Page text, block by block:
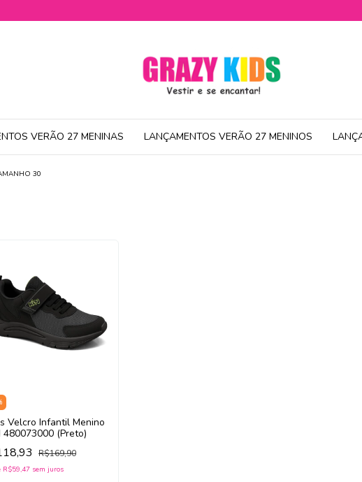
VERÃO 27 MENINAS LANÇAMENTOS VERÃO 27 MENINOS
30
Velcro Infantil Menino
480073000 (Preto)
R$169,90
R$59,47 sem juros